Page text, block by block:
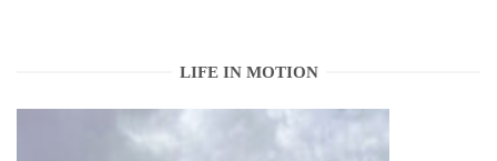
LIFE IN MOTION